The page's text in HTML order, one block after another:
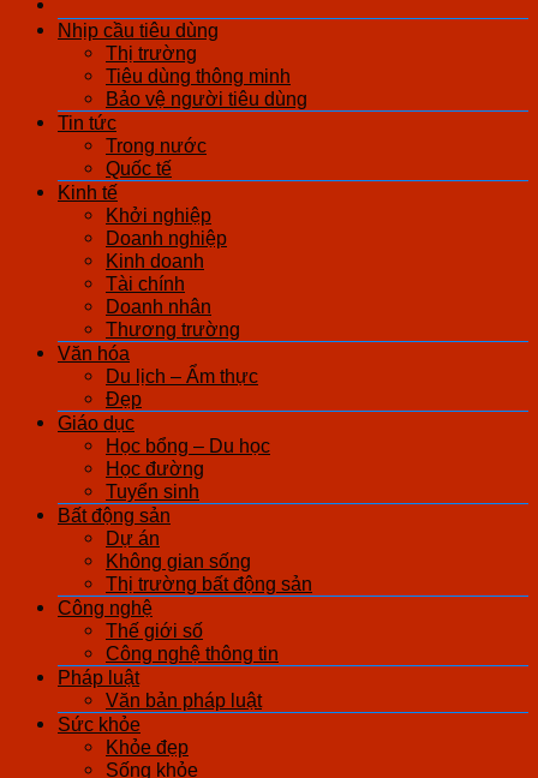
Nhịp cầu tiêu dùng
Thị trường
Tiêu dùng thông minh
Bảo vệ người tiêu dùng
Tin tức
Trong nước
Quốc tế
Kinh tế
Khởi nghiệp
Doanh nghiệp
Kinh doanh
Tài chính
Doanh nhân
Thương trường
Văn hóa
Du lịch – Ẩm thực
Đẹp
Giáo dục
Học bổng – Du học
Học đường
Tuyển sinh
Bất động sản
Dự án
Không gian sống
Thị trường bất động sản
Công nghệ
Thế giới số
Công nghệ thông tin
Pháp luật
Văn bản pháp luật
Sức khỏe
Khỏe đẹp
Sống khỏe